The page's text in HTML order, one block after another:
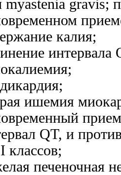
myastenia gravis;
калия;
интервала
ишемия
QT, и
классов;
печеночная